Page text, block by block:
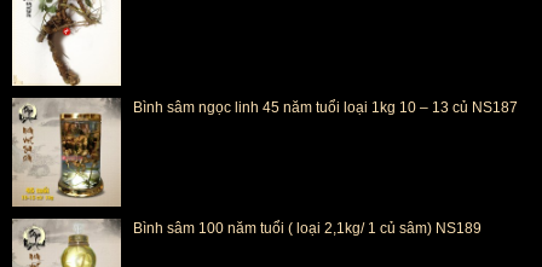
Bình sâm ngọc linh 45 năm tuổi loại 1kg 10 – 13 củ NS187
Bình sâm 100 năm tuổi ( loại 2,1kg/ 1 củ sâm) NS189